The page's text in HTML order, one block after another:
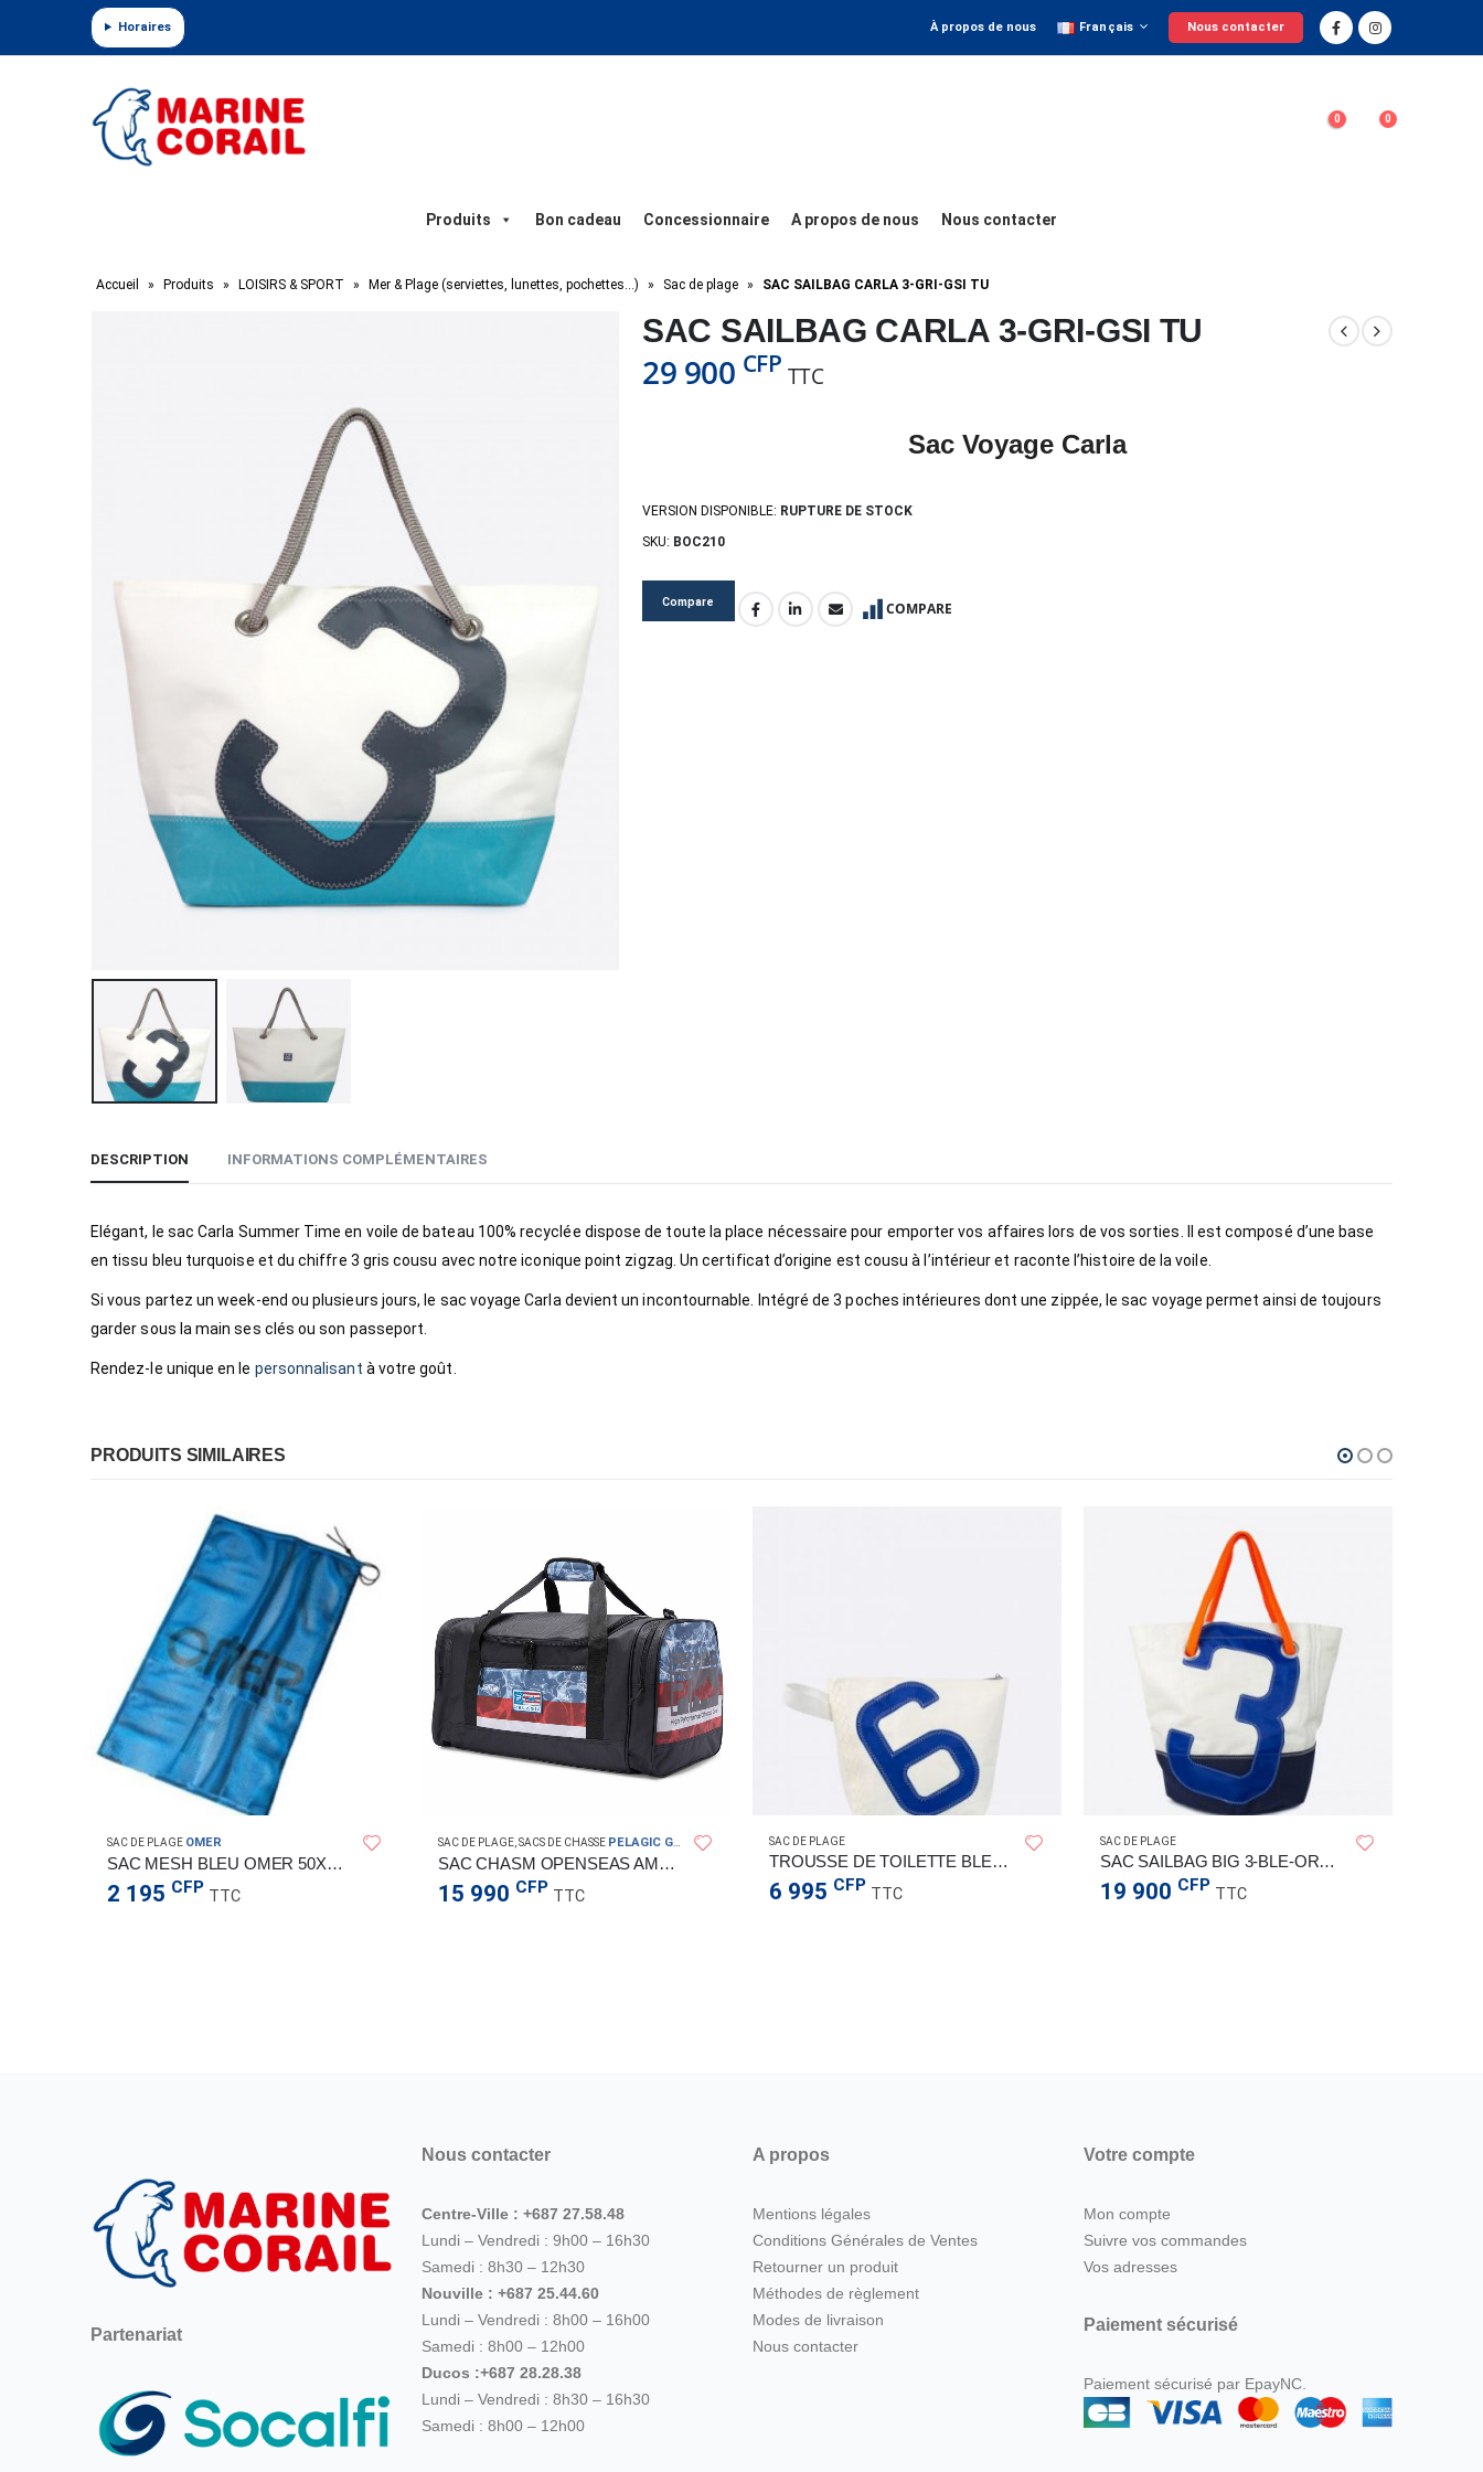
Horaires À propos de nous Français Nous contacter
0 0
Produits Bon cadeau Concessionnaire A propos de nous Nous contacter
Accueil » Produits » LOISIRS & SPORT » Mer & Plage (serviettes, lunettes, pochettes…) » Sac de plage » SAC SAILBAG CARLA 3-GRI-GSI TU
SAC SAILBAG CARLA 3-GRI-GSI TU
29 900 CFP TTC
Sac Voyage Carla
VERSION DISPONIBLE: RUPTURE DE STOCK
SKU: BOC210
Compare COMPARE
DESCRIPTION INFORMATIONS COMPLÉMENTAIRES
Elégant, le sac Carla Summer Time en voile de bateau 100% recyclée dispose de toute la place nécessaire pour emporter vos affaires lors de vos sorties. Il est composé d’une base
en tissu bleu turquoise et du chiffre 3 gris cousu avec notre iconique point zigzag. Un certificat d’origine est cousu à l’intérieur et raconte l’histoire de la voile.
Si vous partez un week-end ou plusieurs jours, le sac voyage Carla devient un incontournable. Intégré de 3 poches intérieures dont une zippée, le sac voyage permet ainsi de toujours
garder sous la main ses clés ou son passeport.
Rendez-le unique en le personnalisant à votre goût.
PRODUITS SIMILAIRES
SAC DE PLAGE OMER
SAC MESH BLEU OMER 50X80CM
2 195 CFP TTC
SAC DE PLAGE SACS DE CHASSE PELAGIC GEAR
SAC CHASM OPENSEAS AMERICAMO
15 990 CFP TTC
SAC DE PLAGE
TROUSSE DE TOILETTE BLEU 6
6 995 CFP TTC
SAC DE PLAGE
SAC SAILBAG BIG 3-BLE-ORA TU
19 900 CFP TTC
Partenariat
Nous contacter
Centre-Ville : +687 27.58.48
Lundi – Vendredi : 9h00 – 16h30
Samedi : 8h30 – 12h30
Nouville : +687 25.44.60
Lundi – Vendredi : 8h00 – 16h00
Samedi : 8h00 – 12h00
Ducos :+687 28.28.38
Lundi – Vendredi : 8h30 – 16h30
Samedi : 8h00 – 12h00
A propos
Mentions légales
Conditions Générales de Ventes
Retourner un produit
Méthodes de règlement
Modes de livraison
Nous contacter
Votre compte
Mon compte
Suivre vos commandes
Vos adresses
Paiement sécurisé
Paiement sécurisé par EpayNC.
Panneau de gestion des cookies